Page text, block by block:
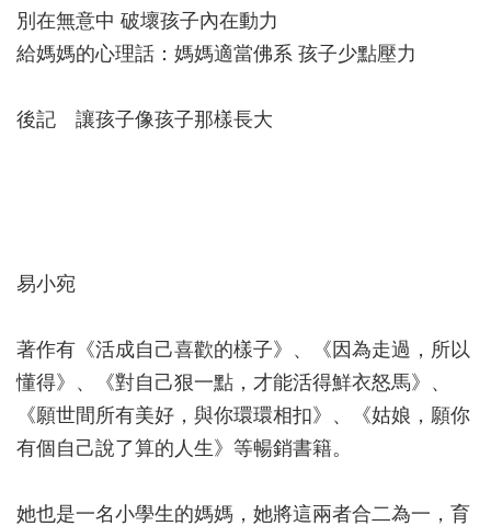
別在無意中 破壞孩子內在動力
給媽媽的心理話：媽媽適當佛系 孩子少點壓力
後記 讓孩子像孩子那樣長大
易小宛
著作有《活成自己喜歡的樣子》、《因為走過，所以
懂得》、《對自己狠一點，才能活得鮮衣怒馬》、
《願世間所有美好，與你環環相扣》、《姑娘，願你
有個自己說了算的人生》等暢銷書籍。
她也是一名小學生的媽媽，她將這兩者合二為一，育